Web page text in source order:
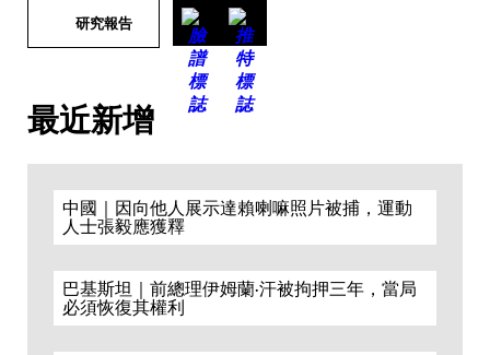
研究報告
最近新增
中國｜因向他人展示達賴喇嘛照片被捕，運動
人士張毅應獲釋
巴基斯坦｜前總理伊姆蘭·汗被拘押三年，當局
必須恢復其權利